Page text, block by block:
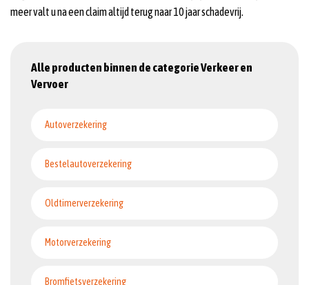
meer valt u na een claim altijd terug naar 10 jaar schadevrij.
Alle producten binnen de categorie Verkeer en
Vervoer
Autoverzekering
Bestelautoverzekering
Oldtimerverzekering
Motorverzekering
Bromfietsverzekering